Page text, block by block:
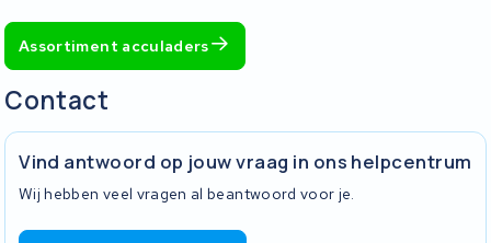
Assortiment acculaders
Contact
Vind antwoord op jouw vraag in ons helpcentrum
Wij hebben veel vragen al beantwoord voor je.